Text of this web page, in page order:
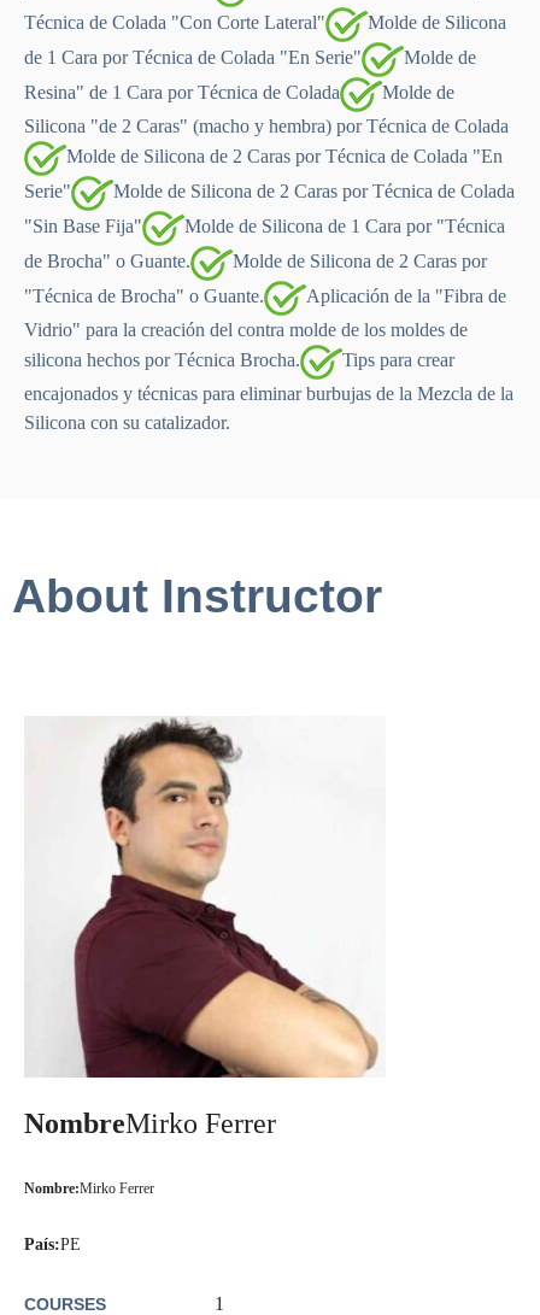
Técnica de Colada "Con Corte Lateral"
Molde de Silicona
de 1 Cara por Técnica de Colada "En Serie"
Molde de
Resina" de 1 Cara por Técnica de Colada
Molde de
Silicona "de 2 Caras" (macho y hembra) por Técnica de Colada
Molde de Silicona de 2 Caras por Técnica de Colada "En
Serie"
Molde de Silicona de 2 Caras por Técnica de Colada
"Sin Base Fija"
Molde de Silicona de 1 Cara por "Técnica
de Brocha" o Guante.
Molde de Silicona de 2 Caras por
"Técnica de Brocha" o Guante.
Aplicación de la "Fibra de
Vidrio" para la creación del contra molde de los moldes de
silicona hechos por Técnica Brocha.
Tips para crear
encajonados y técnicas para eliminar burbujas de la Mezcla de la
Silicona con su catalizador.
About Instructor
NombreMirko Ferrer
Nombre:Mirko Ferrer
País:PE
COURSES 1